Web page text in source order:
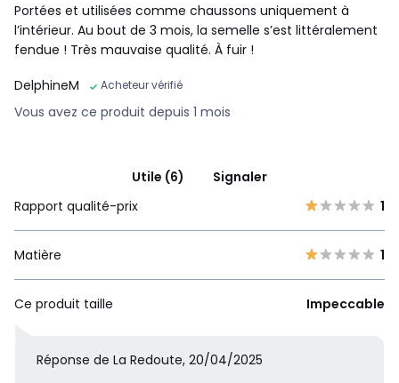
Portées et utilisées comme chaussons uniquement à
l’intérieur. Au bout de 3 mois, la semelle s’est littéralement
fendue ! Très mauvaise qualité. À fuir !
DelphineM
Acheteur vérifié
Vous avez ce produit depuis 1 mois
Utile (6)
Signaler
Rapport qualité-prix
1
Matière 1
Ce produit taille Impeccable
Réponse de La Redoute, 20/04/2025